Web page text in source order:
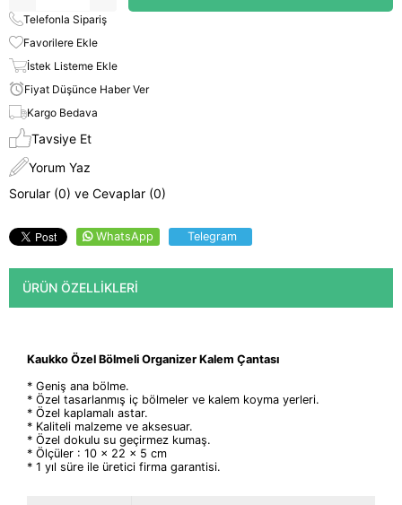
Telefonla Sipariş
Favorilere Ekle
İstek Listeme Ekle
Fiyat Düşünce Haber Ver
Kargo Bedava
Tavsiye Et
Yorum Yaz
Sorular (0) ve Cevaplar (0)
WhatsApp Telegram
ÜRÜN ÖZELLIKLERI
Kaukko Özel Bölmeli Organizer Kalem Çantası
* Geniş ana bölme.
* Özel tasarlanmış iç bölmeler ve kalem koyma yerleri.
* Özel kaplamalı astar.
* Kaliteli malzeme ve aksesuar.
* Özel dokulu su geçirmez kumaş.
* Ölçüler : 10 x 22 x 5 cm
* 1 yıl süre ile üretici firma garantisi.